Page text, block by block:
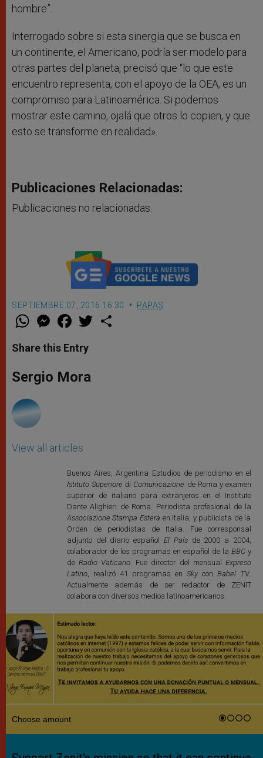
hombre”.
Interrogado sobre si esta sinergia que se busca en
un continente, el Americano, podría ser modelo para
otras partes del planeta, precisó que “lo que este
encuentro representa, con el apoyo de la OEA, es un
compromiso para Latinoamérica. Si podemos
mostrar este camino, ojalá que otros lo copien, y que
esto se transforme en realidad».
Publicaciones Relacionadas:
Publicaciones no relacionadas.
SEPTIEMBRE 07, 2016 16:30 PAPAS
W
t
s
p
p
M
e
s
e
g
e
F
a
e
b
o
k
w
Share this Entry
Sergio Mora
View all articles
Buenos Aires, Argentina Estudios de periodismo en el
Istituto Superiore di Comunicazione de Roma y examen
superior de italiano para extranjeros en el Instituto
Dante Alighieri de Roma. Periodista profesional de la
Associazione Stampa Estera en Italia, y publicista de la
Orden de periodistas de Italia. Fue corresponsal
adjunto del diario españolEl Paísde 2000 a 2004,
colaborador de los programas en español de la BBCy
de Radio Vaticano. Fue director del mensualExpreso
Latino, realizó 41 programas en Skycon Babel TV.
Actualmente además de ser redactor de ZENIT
colabora con diversos medios latinoamericanos.